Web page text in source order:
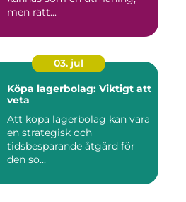
men rätt...
03. jul
Köpa lagerbolag: Viktigt att
veta
Att köpa lagerbolag kan vara
en strategisk och
tidsbesparande åtgärd för
den so...